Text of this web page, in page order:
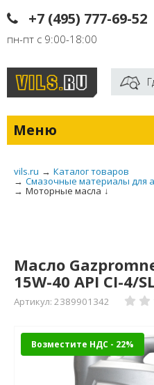
+7 (495) 777-69-52
пн-пт с 9:00-18:00
Меню
vils.ru → Каталог товаров
→ Смазочные материалы для
→ Моторные масла ↓
Масло
15W-40 API CI-4/
Артикул: 2389901342
Возместите НДС - 22%